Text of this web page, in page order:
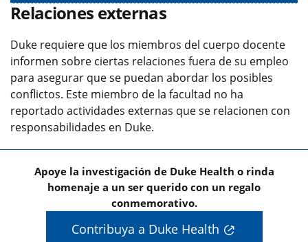
Relaciones externas
Duke requiere que los miembros del cuerpo docente
informen sobre ciertas relaciones fuera de su empleo
para asegurar que se puedan abordar los posibles
conflictos. Este miembro de la facultad no ha
reportado actividades externas que se relacionen con
responsabilidades en Duke.
Apoye la investigación de Duke Health o rinda
homenaje a un ser querido con un regalo
conmemorativo.
Contribuya a Duke Health